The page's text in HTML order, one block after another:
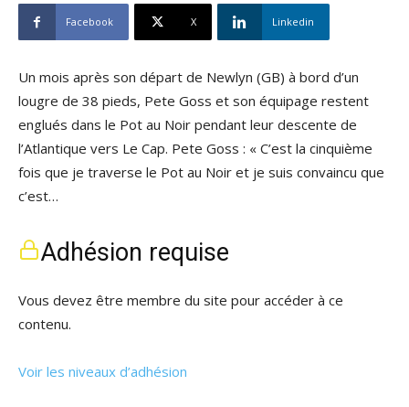
Facebook X Linkedin
Un mois après son départ de Newlyn (GB) à bord d’un
lougre de 38 pieds, Pete Goss et son équipage restent
englués dans le Pot au Noir pendant leur descente de
l’Atlantique vers Le Cap. Pete Goss : « C’est la cinquième
fois que je traverse le Pot au Noir et je suis convaincu que
c’est…
Adhésion requise
Vous devez être membre du site pour accéder à ce
contenu.
Voir les niveaux d’adhésion